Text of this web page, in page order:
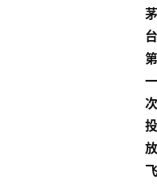
茅
台
第
一
次
投
放
飞